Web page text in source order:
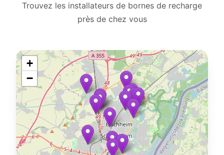
Trouvez les installateurs de bornes de recharge
près de chez vous
+
−